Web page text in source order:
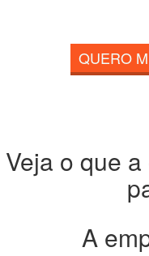
QUERO
Veja o que
A